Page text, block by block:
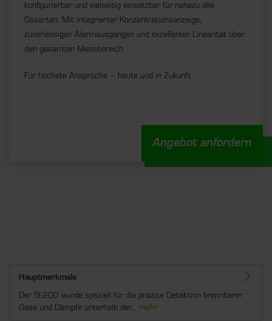
konfigurierbar und vielseitig einsetzbar für nahezu alle
Gasarten. Mit integrierter Konzentrationsanzeige,
zuverlässigen Alarmausgängen und exzellenter Linearität über
den gesamten Messbereich.
Für höchste Ansprüche – heute und in Zukunft.
Angebot anfordern
Hauptmerkmale
Der SI-200 wurde speziell für die präzise Detektion brennbarer
Gase und Dämpfe unterhalb der... mehr